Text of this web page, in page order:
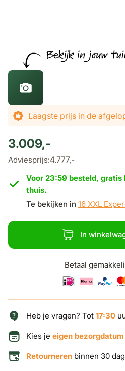
De prijs is afhankelijk van de
Laagste prijs in de
3.009,-
Adviesprijs:4.777,-
Voor 23:59 besteld, gratis
thuis.
Te bekijken in 16 XXL
In
Betaal
Heb je vragen? Tot 17:30
Kies je eigen bezorgdatum
Retourneren binnen 30